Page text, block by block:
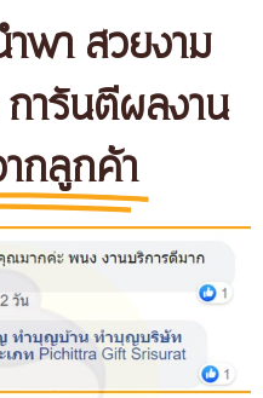
พา สวยงาม
การันตีผลงาน
กลูกค้า